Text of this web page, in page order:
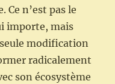
Ce n’est pas le
importe, mais
modification
radicalement
son écosystème